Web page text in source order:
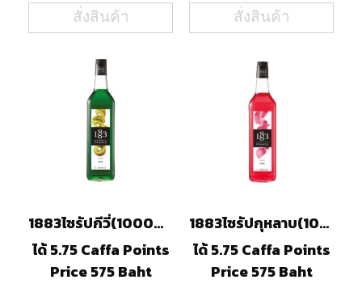
สั่งสินค้า สั่งสินค้า
1883ไซรัปกีวี่(1000ml)
ได้ 5.75 Caffa Points
Price 575 Baht
1883ไซรัปกุหลาบ(1000ml)
ได้ 5.75 Caffa Points
Price 575 Baht